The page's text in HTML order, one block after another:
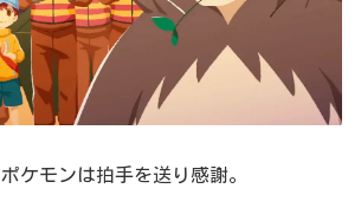
ケモンは拍手を送り感謝。